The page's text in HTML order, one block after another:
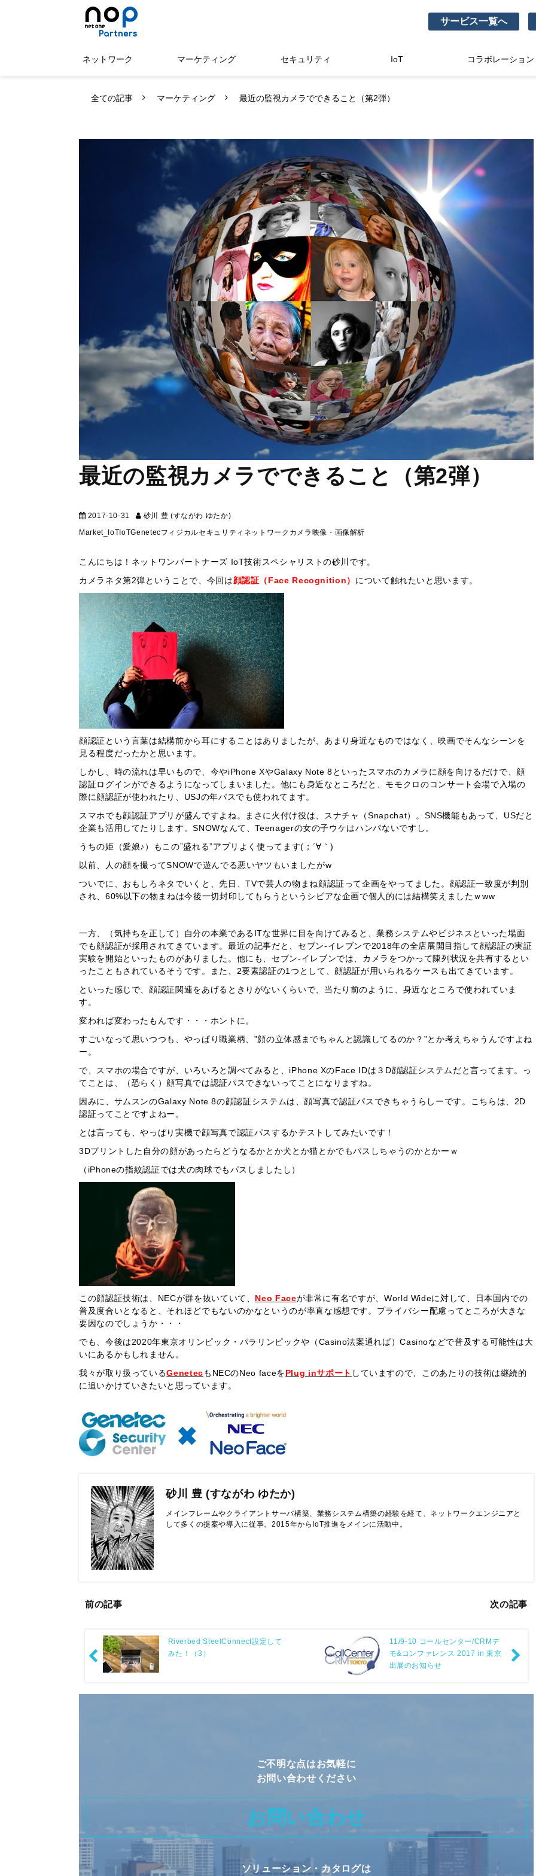
サービス一覧へ
ネットワーク マーケティング セキュリティ IoT コラボレーション
全ての記事 マーケティング 最近の監視カメラでできること（第2弾）
最近の監視カメラでできること（第2弾）
2017-10-31 砂川 豊 (すながわ ゆたか)
Market_IoTIoTGenetecフィジカルセキュリティ ネットワークカメラ 映像・画像解析
こんにちは！ネットワンパートナーズ IoT技術スペシャリストの砂川です。
カメラネタ第2弾ということで、今回は顔認証（Face Recognition） について触れたいと思います。
顔認証という言葉は結構前から耳にすることはありましたが、あまり身近なものではなく、映画でそんなシーンを
見る程度だったかと思います。
しかし、時の流れは早いもので、今やiPhone XやGalaxy Note 8といったスマホのカメラに顔を向けるだけで、顔
認証ログインができるようになってしまいました。他にも身近なところだと、モモクロのコンサート会場で入場の
際に顔認証が使われたり、USJの年パスでも使われてます。
スマホでも顔認証アプリが盛んですよね。まさに火付け役は、スナチャ（Snapchat）。SNS機能もあって、USだと
企業も活用してたりします。SNOWなんて、Teenagerの女の子ウケはハンパないですし。
うちの姫（愛娘♪）もこの”盛れる”アプリよく使ってます(；´∀｀)
以前、人の顔を撮ってSNOWで遊んでる悪いヤツもいましたがw
ついでに、おもしろネタでいくと、先日、TVで芸人の物まね顔認証って企画をやってました。顔認証一致度が判別
され、60%以下の物まねは今後一切封印してもらうというシビアな企画で個人的には結構笑えましたｗww
一方、（気持ちを正して）自分の本業であるITな世界に目を向けてみると、業務システムやビジネスといった場面
でも顔認証が採用されてきています。最近の記事だと、セブン-イレブンで2018年の全店展開目指して顔認証の実証
実験を開始といったものがありました。他にも、セブン-イレブンでは、カメラをつかって陳列状況を共有するとい
ったこともされているそうです。また、2要素認証の1つとして、顔認証が用いられるケースも出てきています。
といった感じで、顔認証関連をあげるときりがないくらいで、当たり前のように、身近なところで使われていま
す。
変われば変わったもんです・・・ホントに。
すごいなって思いつつも、やっぱり職業柄、”顔の立体感までちゃんと認識してるのか？”とか考えちゃうんですよね
ー。
で、スマホの場合ですが、いろいろと調べてみると、iPhone XのFace IDは３D顔認証システムだと言ってます。っ
てことは、（恐らく）顔写真では認証パスできないってことになりますね。
因みに、サムスンのGalaxy Note 8の顔認証システムは、顔写真で認証パスできちゃうらしーです。こちらは、2D
認証ってことですよねー。
とは言っても、やっぱり実機で顔写真で認証パスするかテストしてみたいです！
3Dプリントした自分の顔があったらどうなるかとか犬とか猫とかでもパスしちゃうのかとかーｗ
（iPhoneの指紋認証では犬の肉球でもパスしましたし）
この顔認証技術は、NECが群を抜いていて、 Neo Faceが非常に有名ですが、World Wideに対して、日本国内での
普及度合いとなると、それほどでもないのかなというのが率直な感想です。プライバシー配慮ってところが大きな
要因なのでしょうか・・・
でも、今後は2020年東京オリンピック・パラリンピックや（Casino法案通れば）Casinoなどで普及する可能性は大
いにあるかもしれません。
我々が取り扱っているGenetecもNECのNeo faceをPlug inサポート していますので、このあたりの技術は継続的
に追いかけていきたいと思っています。
砂川 豊 (すながわ ゆたか)
メインフレームやクライアントサーバ構築、業務システム構築の経験を経て、ネットワークエンジニアと
して多くの提案や導入に従事。2015年からIoT推進をメインに活動中。
前の記事
Riverbed SteelConnect設定して
みた！（3）
次の記事
11/9-10 コールセンター/CRMデ
モ&コンファレンス 2017 in 東京
出展のお知らせ
ご不明な点はお気軽に
お問い合わせください
お問い合わせ
ソリューション・カタログは